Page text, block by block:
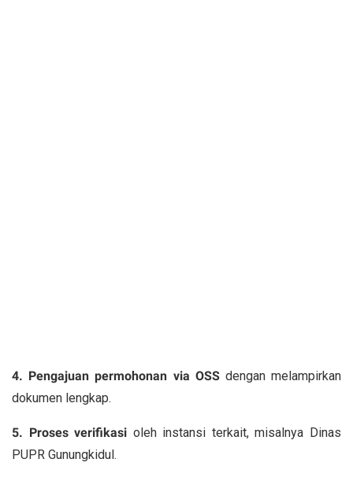
4. Pengajuan permohonan via OSSdengan melampirkan
dokumen lengkap.
5. Proses verifikasi oleh instansi terkait, misalnya Dinas
PUPR Gunungkidul.